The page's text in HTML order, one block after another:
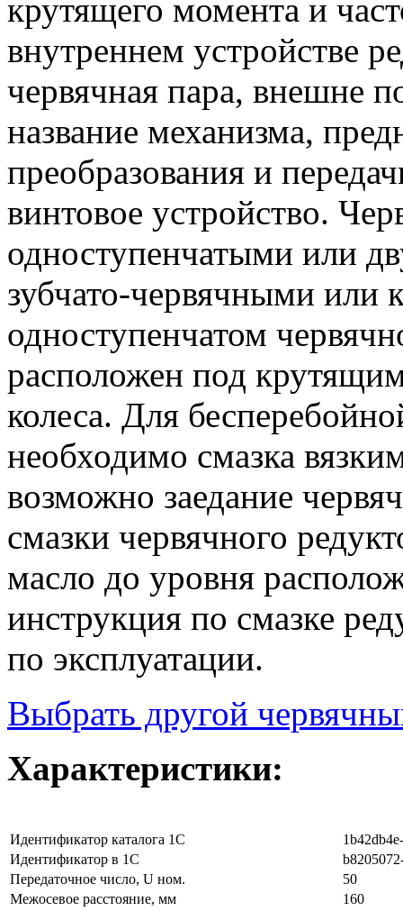
крутящего момента и
внутреннем устройстве
червячная пара, внешне
название механизма,
преобразования и
винтовое устройство.
одноступенчатыми или
зубчато-червячными
одноступенчатом
расположен под
колеса. Для
необходимо смазка
возможно заедание
смазки червячного
масло до уровня
инструкция по смазке
по эксплуатации.
Выбрать другой
Характеристики:
Идентификатор каталога 1С
Идентификатор в 1С
Передаточное число, U ном.
50
Межосевое расстояние, мм
160